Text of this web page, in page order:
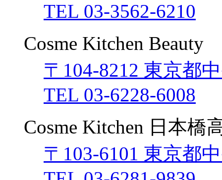
TEL 03-3562-6210
Cosme Kitchen
〒104-8212 東京都
TEL 03-6228-6008
Cosme Kitchen 日本橋
〒103-6101 東京都